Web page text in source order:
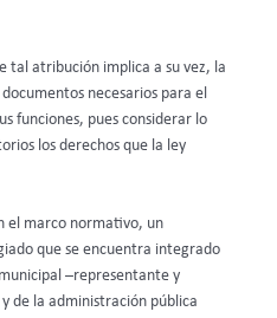
tal atribución implica a su vez, la
necesarios para el
funciones, pues considerar lo
los derechos que la ley
el marco normativo, un
que se encuentra integrado
–representante y
de la administración pública